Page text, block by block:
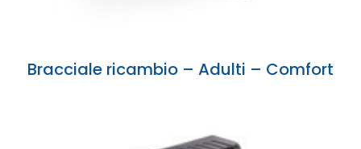
Bracciale ricambio – Adulti – Comfort